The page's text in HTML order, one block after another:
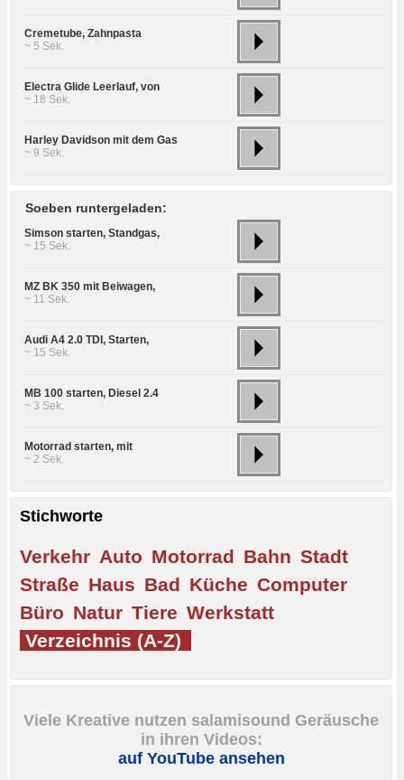
Cremetube, Zahnpasta
~ 5 Sek.
Electra Glide Leerlauf, von
~ 18 Sek.
Harley Davidson mit dem Gas
~ 9 Sek.
Soeben runtergeladen:
Simson starten, Standgas,
~ 15 Sek.
MZ BK 350 mit Beiwagen,
~ 11 Sek.
Audi A4 2.0 TDI, Starten,
~ 15 Sek.
MB 100 starten, Diesel 2.4
~ 3 Sek.
Motorrad starten, mit
~ 2 Sek.
Stichworte
Verkehr Auto Motorrad Bahn Stadt
Straße Haus Bad Küche Computer
Büro Natur Tiere Werkstatt
Verzeichnis (A-Z)
Viele Kreative nutzen salamisound Geräusche
in ihren Videos:
auf YouTube ansehen